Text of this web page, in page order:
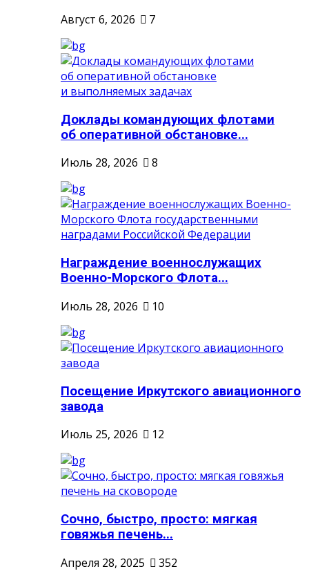
Август 6, 2026
7
Доклады командующих флотами
об оперативной обстановке...
Июль 28, 2026
8
Награждение военнослужащих
Военно-Морского Флота...
Июль 28, 2026
10
Посещение Иркутского авиационного
завода
Июль 25, 2026
12
Сочно, быстро, просто: мягкая
говяжья печень...
Апреля 28, 2025
352